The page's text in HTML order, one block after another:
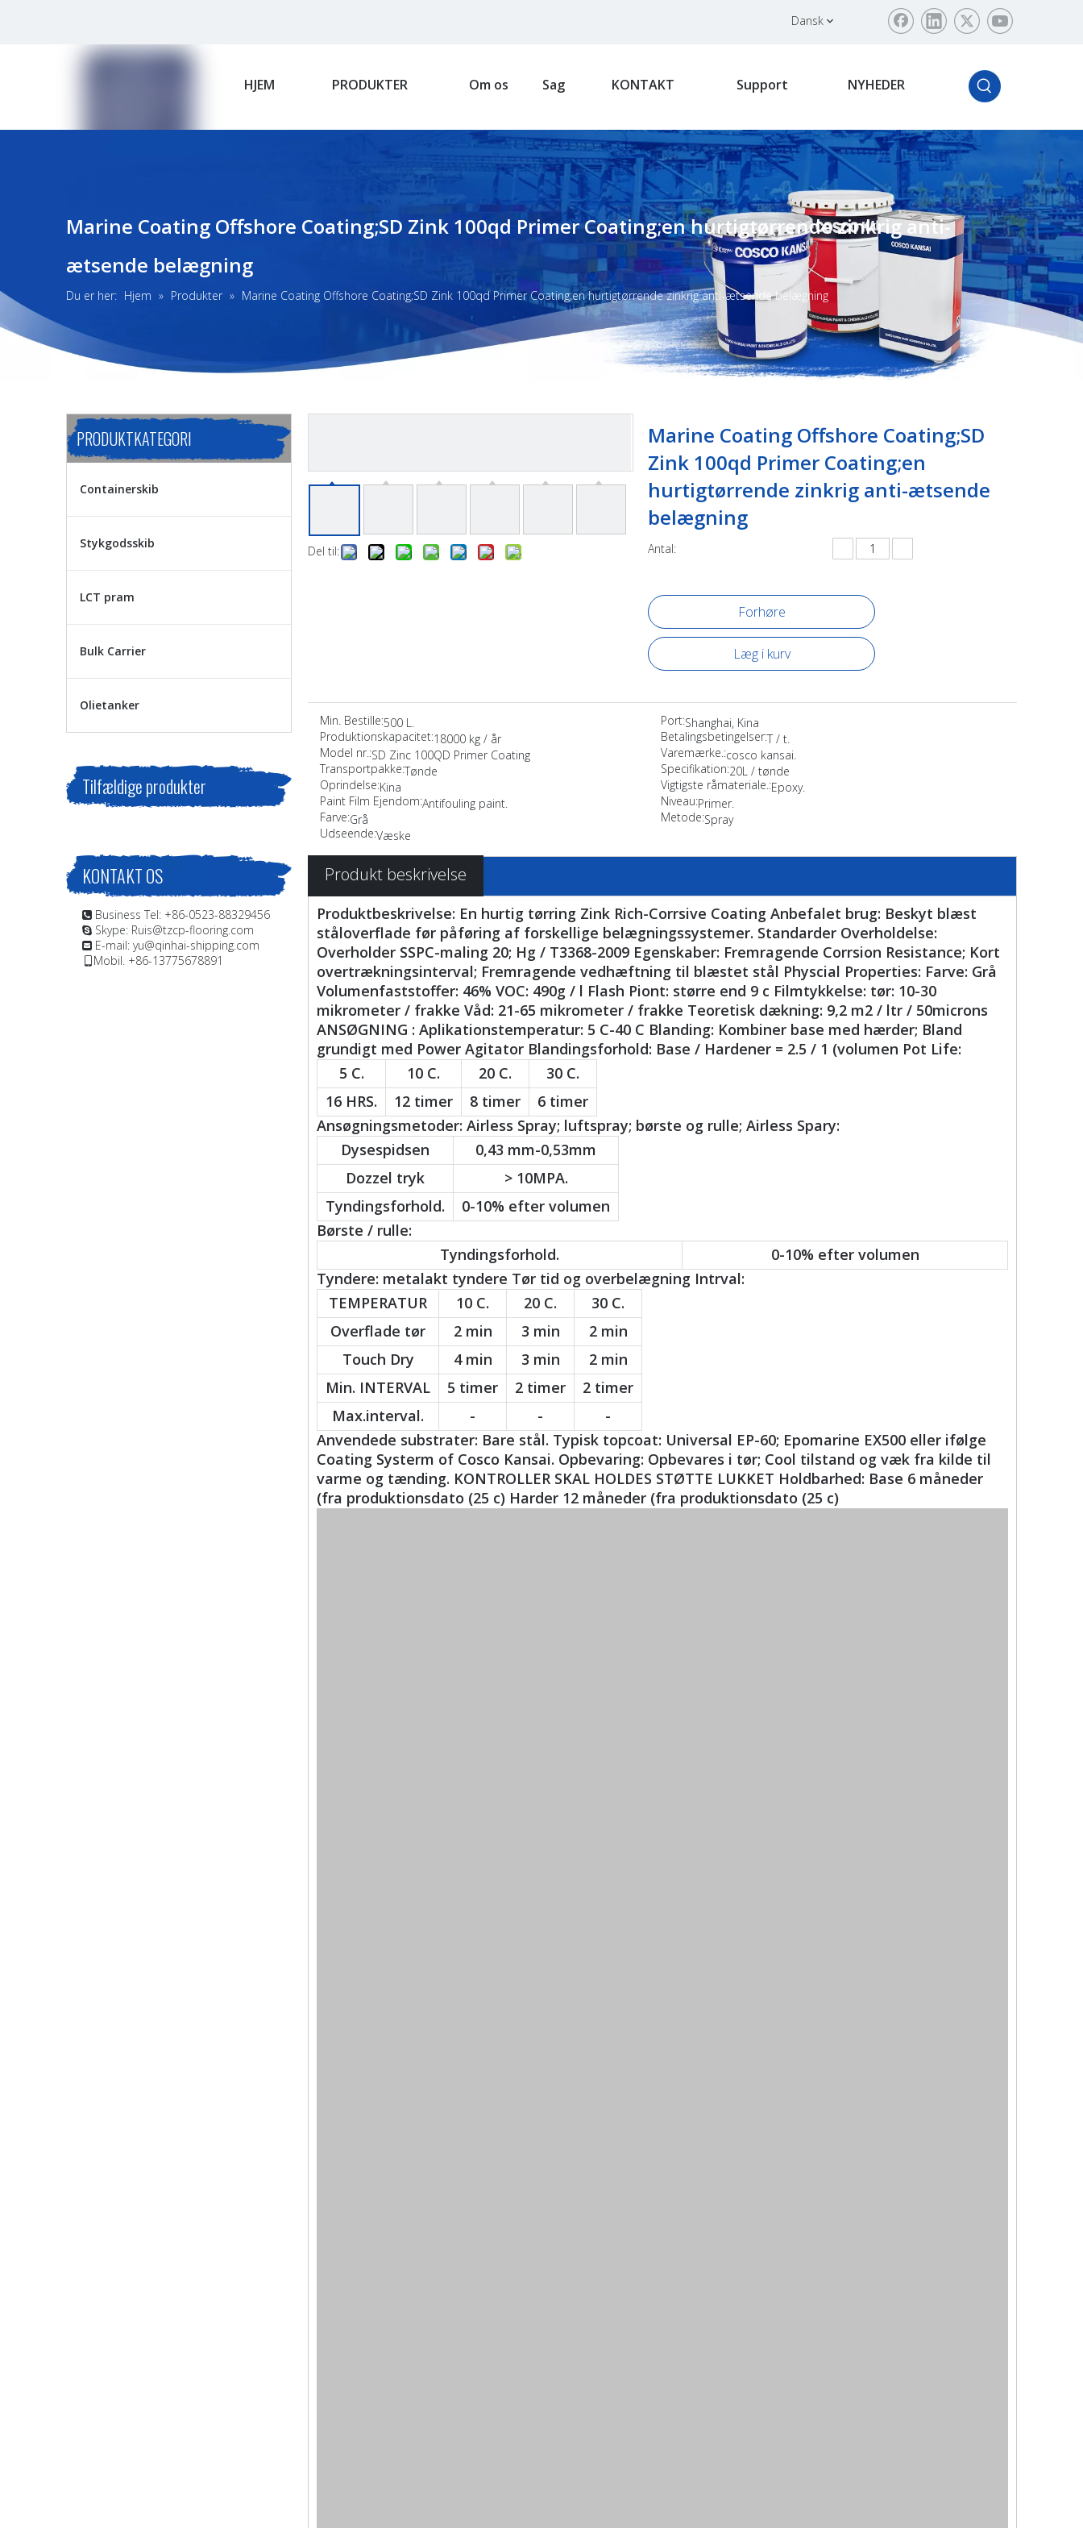
Dansk
HJEM PRODUKTER Om os Sag KONTAKT Support NYHEDER
Marine Coating Offshore Coating;SD Zink 100qd Primer Coating;en hurtigtørrende zinkrig anti-
ætsende belægning
Du er her: Hjem » Produkter » Marine Coating Offshore Coating;SD Zink 100qd Primer Coating;en hurtigtørrende zinkrig anti-ætsende belægning
PRODUKTKATEGORI
Containerskib
Stykgodsskib
LCT pram
Bulk Carrier
Olietanker
Tilfældige produkter
KONTAKT OS
 Business Tel: +86-0523-88329456
 Skype: Ruis@tzcp-flooring.com
 E-mail: yu@qinhai-shipping.com
Mobil. +86-13775678891
Del til:
Marine Coating Offshore Coating;SD
Zink 100qd Primer Coating;en
hurtigtørrende zinkrig anti-ætsende
belægning
Antal:
Forhøre
Læg i kurv
Min. Bestille:500 L. Port:Shanghai, Kina
Produktionskapacitet:18000 kg / år Betalingsbetingelser:T / t.
Model nr.:SD Zinc 100QD Primer Coating Varemærke.:cosco kansai.
Transportpakke:Tønde Specifikation:20L / tønde
Oprindelse:Kina Vigtigste råmateriale.:Epoxy.
Paint Film Ejendom:Antifouling paint. Niveau:Primer.
Farve:Grå Metode:Spray
Udseende:Væske
Produkt beskrivelse
Produktbeskrivelse: En hurtig tørring Zink Rich-Corrsive Coating Anbefalet brug: Beskyt blæst
ståloverflade før påføring af forskellige belægningssystemer. Standarder Overholdelse:
Overholder SSPC-maling 20; Hg / T3368-2009 Egenskaber: Fremragende Corrsion Resistance; Kort
overtrækningsinterval; Fremragende vedhæftning til blæstet stål Physcial Properties: Farve: Grå
Volumenfaststoffer: 46% VOC: 490g / l Flash Piont: større end 9 c Filmtykkelse: tør: 10-30
mikrometer / frakke Våd: 21-65 mikrometer / frakke Teoretisk dækning: 9,2 m2 / ltr / 50microns
ANSØGNING : Aplikationstemperatur: 5 C-40 C Blanding: Kombiner base med hærder; Bland
grundigt med Power Agitator Blandingsforhold: Base / Hardener = 2.5 / 1 (volumen Pot Life:
5 C.
10 C. 20 C.
30 C.
16 HRS.
12 timer 8 timer
6 timer
Ansøgningsmetoder: Airless Spray; luftspray; børste og rulle; Airless Spary:
Dysespidsen
0,43 mm-0,53mm
Dozzel tryk
> 10MPA.
Tyndingsforhold.
0-10% efter volumen
Børste / rulle:
Tyndingsforhold.
0-10% efter volumen
Tyndere: metalakt tyndere Tør tid og overbelægning Intrval:
TEMPERATUR
10 C. 20 C.
30 C.
Overflade tør
2 min 3 min
2 min
Touch Dry
4 min 3 min
2 min
Min. INTERVAL
5 timer 2 timer
2 timer
Max.interval.
- -
-
Anvendede substrater: Bare stål. Typisk topcoat: Universal EP-60; Epomarine EX500 eller ifølge
Coating Systerm of Cosco Kansai. Opbevaring: Opbevares i tør; Cool tilstand og væk fra kilde til
varme og tænding. KONTROLLER SKAL HOLDES STØTTE LUKKET Holdbarhed: Base 6 måneder
(fra produktionsdato (25 c) Harder 12 måneder (fra produktionsdato (25 c)